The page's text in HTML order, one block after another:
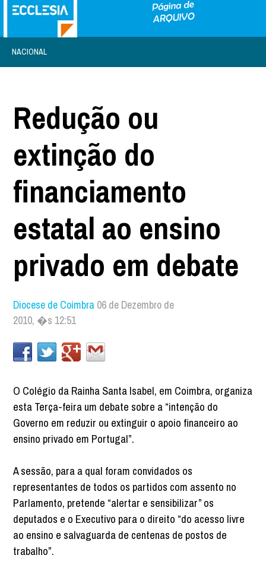
NACIONAL
Redução ou
extinção do
financiamento
estatal ao ensino
privado em debate
Diocese de Coimbra 06 de Dezembro de
2010, �s 12:51
O Colégio da Rainha Santa Isabel, em Coimbra, organiza
esta Terça-feira um debate sobre a “intenção do
Governo em reduzir ou extinguir o apoio financeiro ao
ensino privado em Portugal”.
A sessão, para a qual foram convidados os
representantes de todos os partidos com assento no
Parlamento, pretende “alertar e sensibilizar” os
deputados e o Executivo para o direito “do acesso livre
ao ensino e salvaguarda de centenas de postos de
trabalho”.